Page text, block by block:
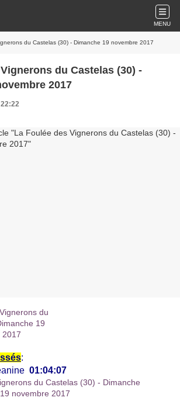
MENU
du Castelas (30) - Dimanche 19 novembre 2017
du Castelas (30) -
2017
:
01:04:07